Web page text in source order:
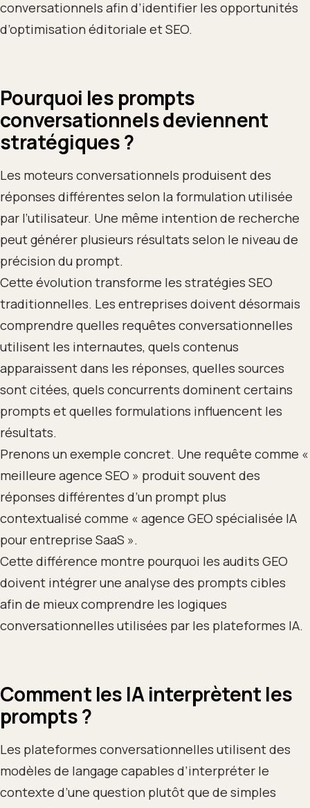
conversationnels afin d’identifier les opportunités
d’optimisation éditoriale et SEO.
Pourquoi les prompts
conversationnels deviennent
stratégiques ?
Les moteurs conversationnels produisent des
réponses différentes selon la formulation utilisée
par l’utilisateur. Une même intention de recherche
peut générer plusieurs résultats selon le niveau de
précision du prompt.
Cette évolution transforme les stratégies SEO
traditionnelles. Les entreprises doivent désormais
comprendre quelles requêtes conversationnelles
utilisent les internautes, quels contenus
apparaissent dans les réponses, quelles sources
sont citées, quels concurrents dominent certains
prompts et quelles formulations influencent les
résultats.
Prenons un exemple concret. Une requête comme «
meilleure agence SEO » produit souvent des
réponses différentes d’un prompt plus
contextualisé comme « agence GEO spécialisée IA
pour entreprise SaaS ».
Cette différence montre pourquoi les audits GEO
doivent intégrer une analyse des prompts cibles
afin de mieux comprendre les logiques
conversationnelles utilisées par les plateformes IA.
Comment les IA interprètent les
prompts ?
Les plateformes conversationnelles utilisent des
modèles de langage capables d’interpréter le
contexte d’une question plutôt que de simples